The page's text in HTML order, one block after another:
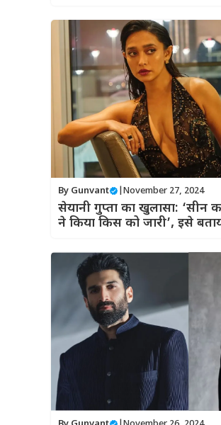
By Gunvant November 27, 2024
सेयानी गुप्ता का खुलासा: ‘सीन
ने किया किस को जारी’, इसे